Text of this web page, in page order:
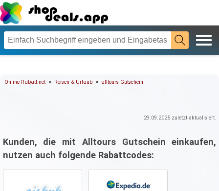
Online-Rabatt.net » Reisen & Urlaub » alltours Gutschein
29.09.2025 zuletzt aktualisiert.
Kunden, die mit Alltours Gutschein einkaufen,
nutzen auch folgende Rabattcodes: